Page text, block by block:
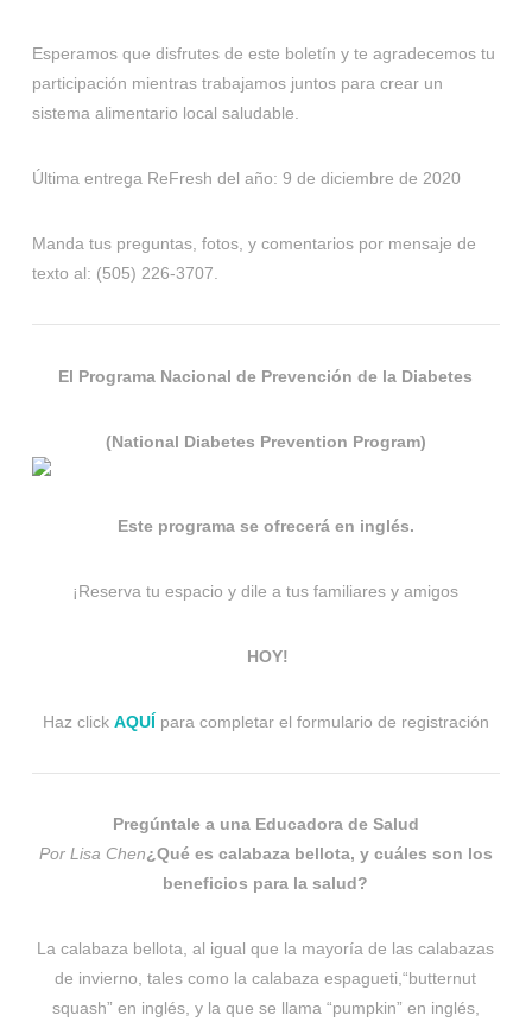
Esperamos que disfrutes de este boletín y te agradecemos tu
participación mientras trabajamos juntos para crear un
sistema alimentario local saludable.
Última entrega ReFresh del año: 9 de diciembre de 2020
Manda tus preguntas, fotos, y comentarios por mensaje de
texto al: ‪(505) 226-3707‬.‬‬‬‬
El Programa Nacional de Prevención de la Diabetes
(National Diabetes Prevention Program)
Este programa se ofrecerá en inglés.
¡Reserva tu espacio y dile a tus familiares y amigos
HOY!
Haz click AQUÍ para completar el formulario de registración
Pregúntale a una Educadora de Salud
Por Lisa Chen¿Qué es calabaza bellota, y cuáles son los
beneficios para la salud?
La calabaza bellota, al igual que la mayoría de las calabazas
de invierno, tales como la calabaza espagueti,“butternut
squash” en inglés, y la que se llama “pumpkin” en inglés,